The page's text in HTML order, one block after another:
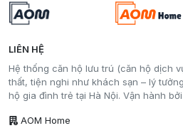
LIÊN HỆ
Hệ thống căn hộ lưu trú (căn hộ dịch
thất, tiện nghi như khách sạn – lý
hộ gia đình trẻ tại Hà Nội. Vận hành
AOM Home